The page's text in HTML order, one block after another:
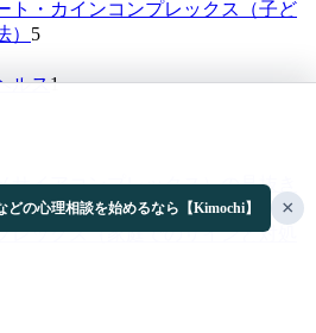
ト・カインコンプレックス（子ど
5
ルス1
サイアコンプレックス）の見抜き
2
レックス（家庭でのサインと対処
どの心理相談を始めるなら【Kimochi】 ×